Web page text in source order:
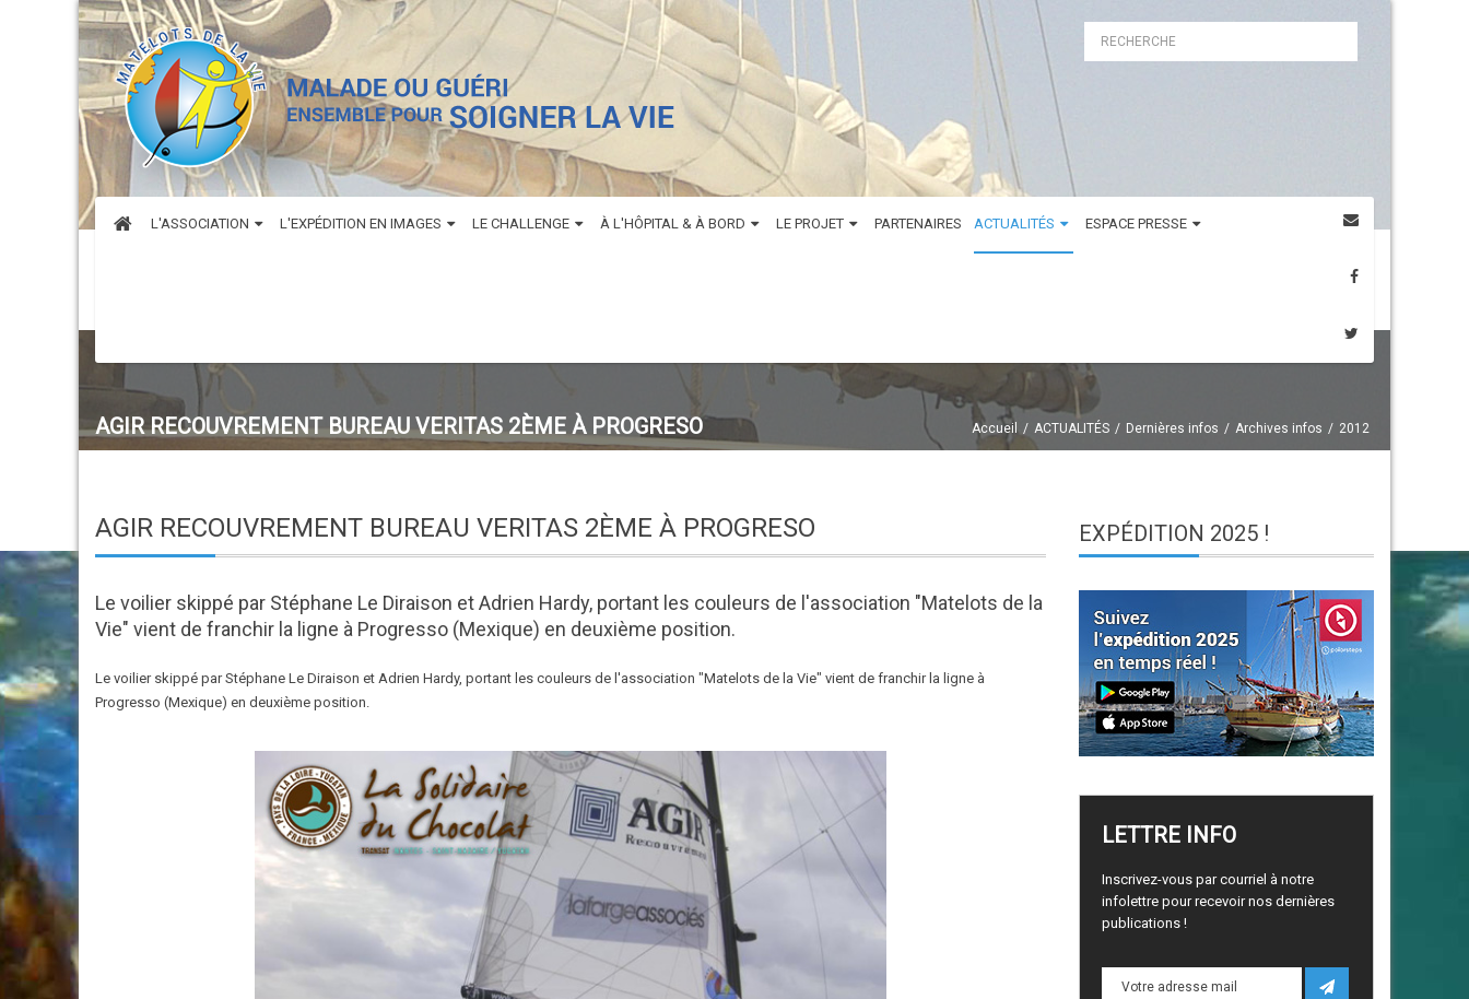
L'ASSOCIATION L'EXPÉDITION EN IMAGES LE CHALLENGE À L'HÔPITAL & À BORD LE PROJET PARTENAIRES ACTUALITÉS ESPACE PRESSE
Accueil ACTUALITÉS Dernières infos Archives infos 2012
AGIR RECOUVREMENT BUREAU VERITAS 2ÈME À PROGRESO
AGIR RECOUVREMENT BUREAU VERITAS 2ÈME À PROGRESO
Le voilier skippé par Stéphane Le Diraison et Adrien Hardy, portant les couleurs de l'association "Matelots de la
Vie" vient de franchir la ligne à Progresso (Mexique) en deuxième position.
Le voilier skippé par Stéphane Le Diraison et Adrien Hardy, portant les couleurs de l'association "Matelots de la Vie" vient de franchir la ligne à
Progresso (Mexique) en deuxième position.
EXPÉDITION 2025 !
LETTRE INFO
Inscrivez-vous par courriel à notre
infolettre pour recevoir nos dernières
publications !